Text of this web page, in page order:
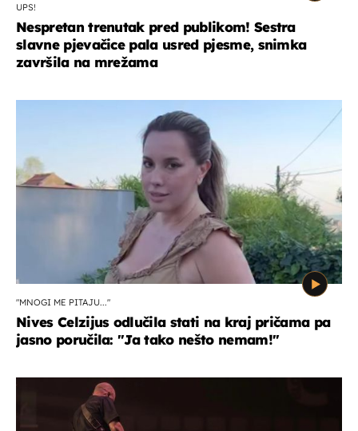
UPS!
Nespretan trenutak pred publikom! Sestra
slavne pjevačice pala usred pjesme, snimka
završila na mrežama
"MNOGI ME PITAJU..."
Nives Celzijus odlučila stati na kraj pričama pa
jasno poručila: "Ja tako nešto nemam!"